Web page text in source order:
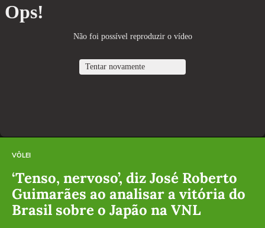
VÔLEI
‘Tenso, nervoso’, diz José Roberto
Guimarães ao analisar a vitória do
Brasil sobre o Japão na VNL